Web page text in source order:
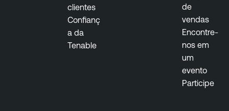
clientes
Confianç
a da
Tenable
de
vendas
Encontre-
nos em
um
evento
Participe